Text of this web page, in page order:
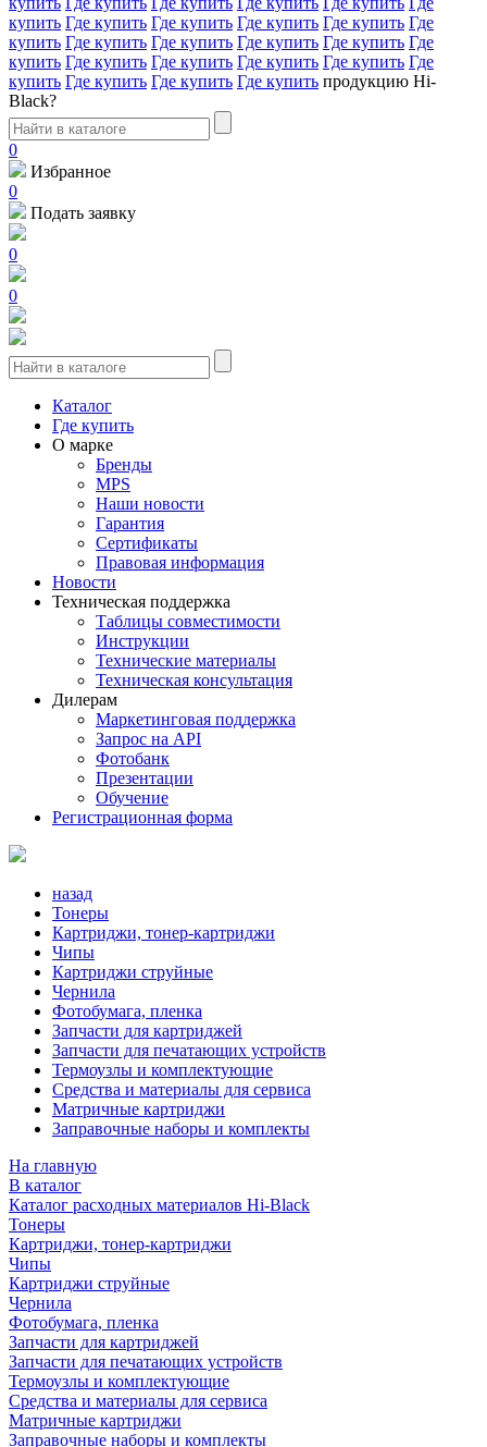
купить Где купить Где купить Где купить Где купить Где
купить Где купить Где купить Где купить Где купить Где
купить Где купить Где купить Где купить Где купить Где
купить Где купить Где купить Где купить продукцию Hi-
Black?
0
Избранное
0
Подать заявку
0
0
Каталог
Где купить
О марке
Бренды
MPS
Наши новости
Гарантия
Сертификаты
Правовая информация
Новости
Техническая поддержка
Таблицы совместимости
Инструкции
Технические материалы
Техническая консультация
Дилерам
Маркетинговая поддержка
Запрос на API
Фотобанк
Презентации
Обучение
Регистрационная форма
назад
Тонеры
Картриджи, тонер-картриджи
Чипы
Картриджи струйные
Чернила
Фотобумага, пленка
Запчасти для картриджей
Запчасти для печатающих устройств
Термоузлы и комплектующие
Средства и материалы для сервиса
Матричные картриджи
Заправочные наборы и комплекты
На главную
В каталог
Каталог расходных материалов Hi-Black
Тонеры
Картриджи, тонер-картриджи
Чипы
Картриджи струйные
Чернила
Фотобумага, пленка
Запчасти для картриджей
Запчасти для печатающих устройств
Термоузлы и комплектующие
Средства и материалы для сервиса
Матричные картриджи
Заправочные наборы и комплекты